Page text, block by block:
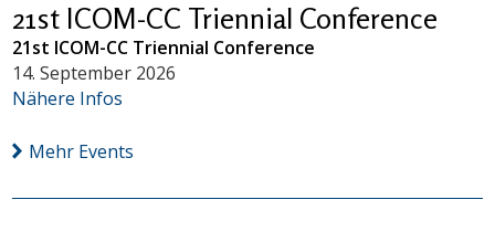
21st ICOM-CC Triennial Conference
21st ICOM-CC Triennial Conference
14. September 2026
Nähere Infos
Mehr Events